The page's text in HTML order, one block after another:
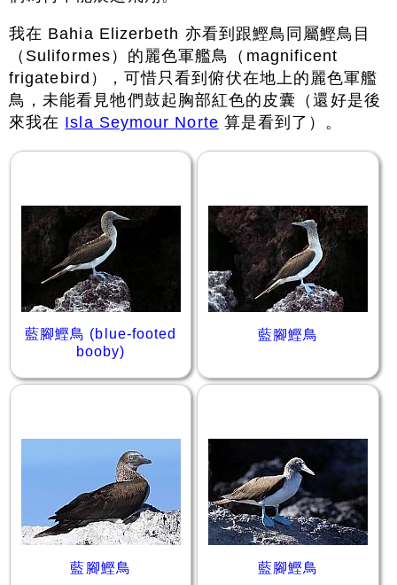
我在 Bahia Elizerbeth 亦看到跟鰹鳥同屬鰹鳥目
（Suliformes）的麗色軍艦鳥（magnificent
frigatebird），可惜只看到俯伏在地上的麗色軍艦
鳥，未能看見牠們鼓起胸部紅色的皮囊（還好是後
來我在 Isla Seymour Norte 算是看到了）。
藍腳鰹鳥 (blue-footed
booby)
藍腳鰹鳥
藍腳鰹鳥 藍腳鰹鳥